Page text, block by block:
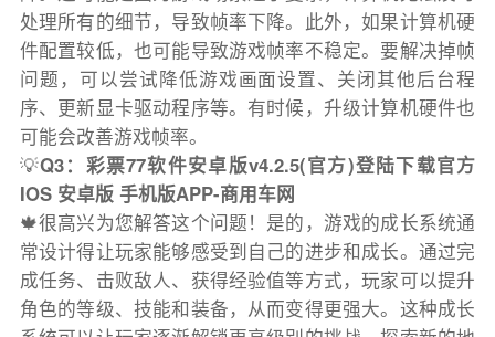
处理所有的细节，导致帧率下降。此外，如果计算机硬
件配置较低，也可能导致游戏帧率不稳定。要解决掉帧
问题，可以尝试降低游戏画面设置、关闭其他后台程
序、更新显卡驱动程序等。有时候，升级计算机硬件也
可能会改善游戏帧率。
💡Q3：彩票77软件安卓版v4.2.5(官方)登陆下载官方
IOS 安卓版 手机版APP-商用车网
🍁很高兴为您解答这个问题！是的，游戏的成长系统通
常设计得让玩家能够感受到自己的进步和成长。通过完
成任务、击败敌人、获得经验值等方式，玩家可以提升
角色的等级、技能和装备，从而变得更强大。这种成长